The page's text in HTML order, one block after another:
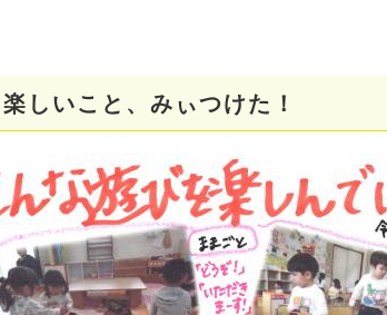
楽しいこと、みぃつけた！